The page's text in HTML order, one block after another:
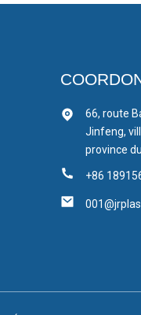
66, route
Jinfeng,
province
+86